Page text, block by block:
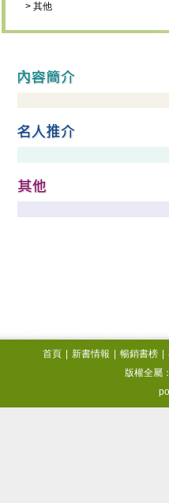
> 其他
首頁 新書情報 暢銷書榜
版權全屬